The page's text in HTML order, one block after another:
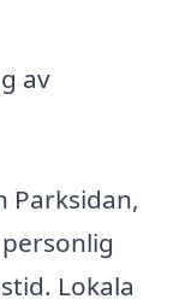
av
Parksidan,
Lokala